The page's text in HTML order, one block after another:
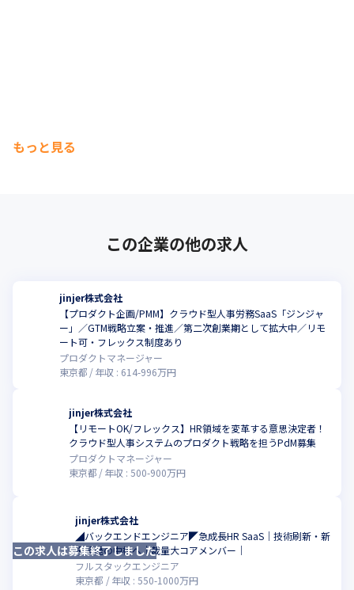
もっと見る
この企業の他の求人
jinjer株式会社
【プロダクト企画/PMM】クラウド型人事労務SaaS「ジンジャ
ー」／GTM戦略立案・推進／第二次創業期として拡大中／リモ
ート可・フレックス制度あり
プロダクトマネージャー
東京都
年収 : 614-996万円
jinjer株式会社
【リモートOK/フレックス】HR領域を変革する意思決定者！
クラウド型人事システムのプロダクト戦略を担うPdM募集
プロダクトマネージャー
東京都
年収 :500-900万円
jinjer株式会社
◢バックエンドエンジニア◤急成長HR SaaS｜技術刷新・新
規開発の中核へ｜裁量大コアメンバー｜
フルスタックエンジニア
東京都
年収 :550-1000万円
この求人は募集終了しました